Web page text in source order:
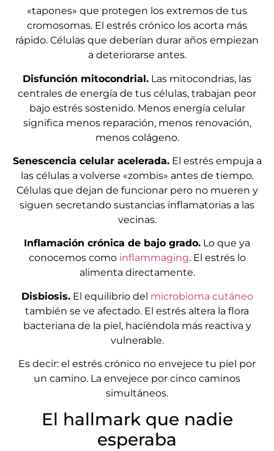
«tapones» que protegen los extremos de tus
cromosomas. El estrés crónico los acorta más
rápido. Células que deberían durar años empiezan
a deteriorarse antes.
Disfunción mitocondrial. Las mitocondrias, las
centrales de energía de tus células, trabajan peor
bajo estrés sostenido. Menos energía celular
significa menos reparación, menos renovación,
menos colágeno.
Senescencia celular acelerada.El estrés empuja a
las células a volverse «zombis» antes de tiempo.
Células que dejan de funcionar pero no mueren y
siguen secretando sustancias inflamatorias a las
vecinas.
Inflamación crónica de bajo grado. Lo que ya
conocemos como inflammaging. El estrés lo
alimenta directamente.
Disbiosis.El equilibrio del microbioma cutáneo
también se ve afectado. El estrés altera la flora
bacteriana de la piel, haciéndola más reactiva y
vulnerable.
Es decir: el estrés crónico no envejece tu piel por
un camino. La envejece por cinco caminos
simultáneos.
El hallmark que nadie
esperaba